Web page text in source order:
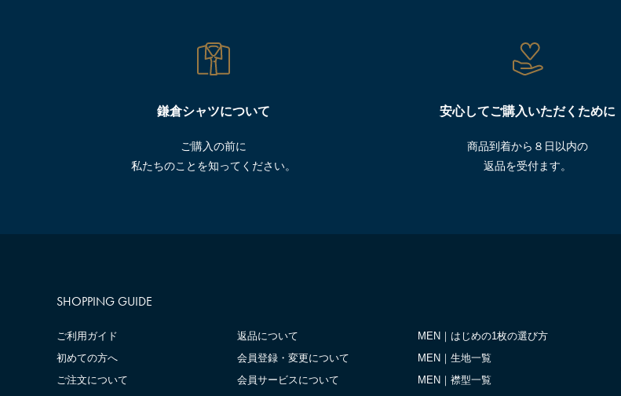
鎌倉シャツについて
ご購入の前に
私たちのことを知ってください。
安心してご購入いただくために
商品到着から８日以内の
返品を受付ます。
SHOPPING GUIDE
ご利用ガイド
初めての方へ
ご注文について
返品について
会員登録・変更について
会員サービスについて
MEN｜はじめの1枚の選び方
MEN｜生地一覧
MEN｜襟型一覧